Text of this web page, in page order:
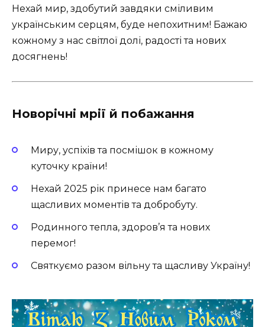
Нехай мир, здобутий завдяки сміливим
українським серцям, буде непохитним! Бажаю
кожному з нас світлої долі, радості та нових
досягнень!
Новорічні мрії й побажання
Миру, успіхів та посмішок в кожному
куточку країни!
Нехай 2025 рік принесе нам багато
щасливих моментів та добробуту.
Родинного тепла, здоров’я та нових
перемог!
Святкуємо разом вільну та щасливу Україну!